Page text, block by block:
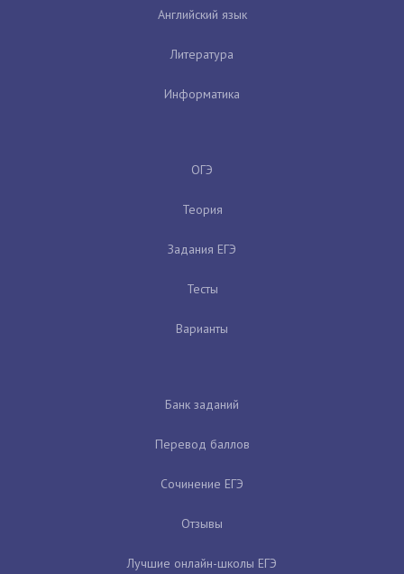
Английский язык
Литература
Информатика
ОГЭ
Теория
Задания ЕГЭ
Тесты
Варианты
Банк заданий
Перевод баллов
Сочинение ЕГЭ
Отзывы
Лучшие онлайн-школы ЕГЭ